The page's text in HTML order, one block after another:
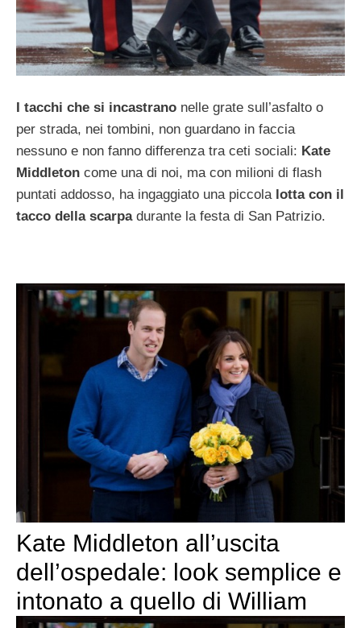
I tacchi che si incastrano nelle grate sull’asfalto o
per strada, nei tombini, non guardano in faccia
nessuno e non fanno differenza tra ceti sociali: Kate
Middleton come una di noi, ma con milioni di flash
puntati addosso, ha ingaggiato una piccola lotta con il
tacco della scarpadurante la festa di San Patrizio.
Kate Middleton all’uscita
dell’ospedale: look semplice e
intonato a quello di William